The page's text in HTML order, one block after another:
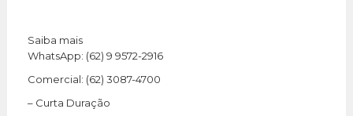
Saiba mais
WhatsApp: (62) 9 9572-2916
Comercial: (62) 3087-4700
– Curta Duração